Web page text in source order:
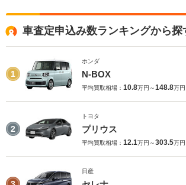
車査定申込み数ランキングから探
1
ホンダ
N-BOX
平均買取相場： 10.8万円～148.8万円
2
トヨタ
プリウス
平均買取相場： 12.1万円～303.5万円
日産